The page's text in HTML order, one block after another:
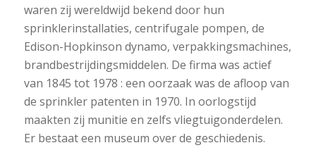
waren zij wereldwijd bekend door hun
sprinklerinstallaties, centrifugale pompen, de
Edison-Hopkinson dynamo, verpakkingsmachines,
brandbestrijdingsmiddelen. De firma was actief
van 1845 tot 1978 : een oorzaak was de afloop van
de sprinkler patenten in 1970. In oorlogstijd
maakten zij munitie en zelfs vliegtuigonderdelen.
Er bestaat een museum over de geschiedenis.